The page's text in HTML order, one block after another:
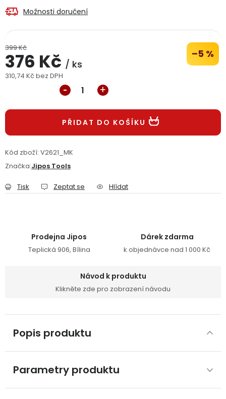
Velkoobchodní spolupráce (B2B)
Doprava a platba Kontakt
PODPORA
Reklamační formulář Odstoupení ve lhůtě 14 dní
Podmínky ochrany osobních údajů
Možnosti doručení
399 Kč –5 %
376 Kč / ks
310,74 Kč bez DPH
PŘIDAT DO KOŠÍKU
Kód zboží: V2621_MK
Značka:Jipos Tools
Tisk Zeptat se Hlídat
Prodejna Jipos
Teplická 906, Bílina
Dárek zdarma
k objednávce nad 1 000 Kč
Návod k produktu
Klikněte zde pro zobrazení návodu
Popis produktu
Parametry produktu